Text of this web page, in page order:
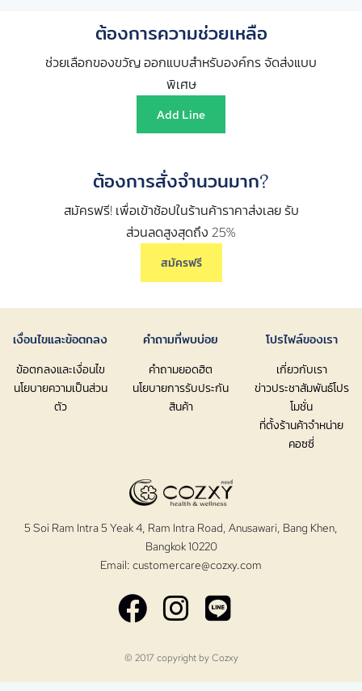
ต้องการความช่วยเหลือ
ช่วยเลือกของขวัญ ออกแบบสำหรับองค์กร จัดส่งแบบ
พิเศษ
Add Line
ต้องการสั่งจำนวนมาก?
สมัครฟรี! เพื่อเข้าช้อปในร้านค้าราคาส่งเลย รับ
ส่วนลดสูงสุดถึง 25%
สมัครฟรี
เงื่อนไขและข้อตกลง
ข้อตกลงและเงื่อนไข
นโยบายความเป็นส่วน
ตัว
คำถามที่พบบ่อย
คำถามยอดฮิต
นโยบายการรับประกัน
สินค้า
โปรไฟล์ของเรา
เกี่ยวกับเรา
ข่าวประชาสัมพันธ์โปร
โมชั่น
ที่ตั้งร้านค้าจำหน่าย
คอซซี่
5 Soi Ram Intra 5 Yeak 4, Ram Intra Road, Anusawari, Bang Khen,
Bangkok 10220
Email: customercare@cozxy.com
© 2017 copyright byCozxy